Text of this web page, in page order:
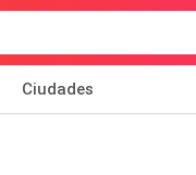
Ciudades